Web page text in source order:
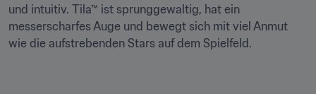
und intuitiv. Tila™ ist sprunggewaltig, hat ein
messerscharfes Auge und bewegt sich mit viel Anmut
wie die aufstrebenden Stars auf dem Spielfeld.